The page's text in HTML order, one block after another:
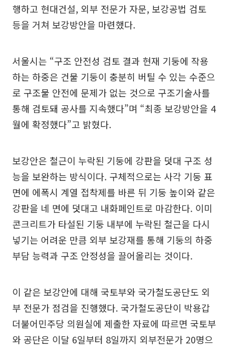
행하고 현대건설, 외부 전문가 자문, 보강공법 검토
등을 거쳐 보강방안을 마련했다.
서울시는 “구조 안전성 검토 결과 현재 기둥에 작용
하는 하중은 건물 기둥이 충분히 버틸 수 있는 수준으
로 구조물 안전에 문제가 없는 것으로 구조기술사를
통해 검토돼 공사를 지속했다”며 “최종 보강방안을 4
월에 확정했다”고 밝혔다.
보강안은 철근이 누락된 기둥에 강판을 덧대 구조 성
능을 보완하는 방식이다. 구체적으로는 사각 기둥 표
면에 에폭시 계열 접착제를 바른 뒤 기둥 높이와 같은
강판을 네 면에 덧대고 내화페인트로 마감한다. 이미
콘크리트가 타설된 기둥 내부에 누락된 철근을 다시
넣기는 어려운 만큼 외부 보강재를 통해 기둥의 하중
부담 능력과 구조 안정성을 끌어올리는 것이다.
이 같은 보강안에 대해 국토부와 국가철도공단도 외
부 전문가 점검을 진행했다. 국가철도공단이 박용갑
더불어민주당 의원실에 제출한 자료에 따르면 국토부
와 공단은 이달 6일부터 8일까지 외부전문가 20명으